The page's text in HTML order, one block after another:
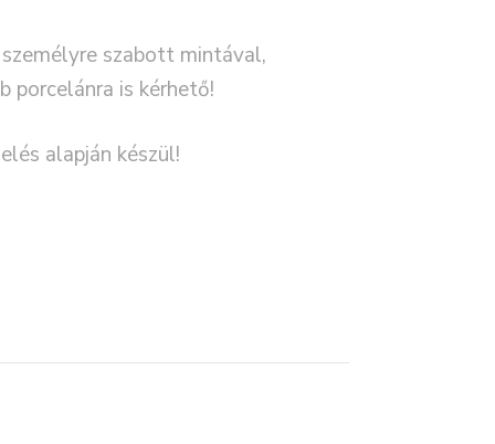
szabott mintával,
porcelánra is kérhető!
alapján készül!